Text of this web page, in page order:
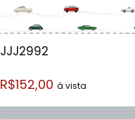
JJJ2992
R$152,00á vista